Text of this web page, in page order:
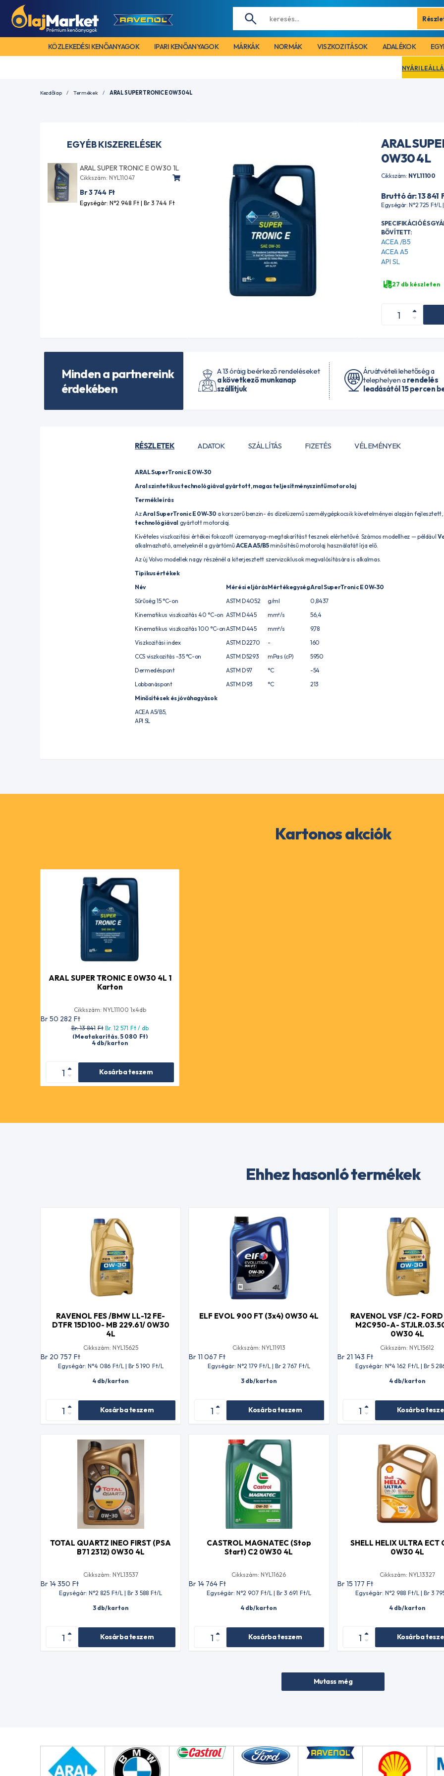
KÖZLEKEDÉSI KENŐANYAGOK IPARI KENŐANYAGOK MÁRKÁK NORMÁK VISZKOZITÁSOK ADALÉKOK
NYÁRI LEÁLLÁS MIATT CÉGÜNK
Kezdőlap Termékek ARAL SUPER TRONIC E 0W30 4L
EGYÉB KISZERELÉSEK
ARAL SUPER TRONIC E 0W30 1L
Cikkszám: NYL11047
Br 3 744 Ft
Egységár: N°2 948 Ft | Br 3 744 Ft
ARAL
0W30 4L
Cikkszám: NYL11100
Bruttó ár: 13 841
Egységár: N°2 725 Ft/L
SPECIFIKÁCIÓ ÉS
BŐVÍTETT:
ACEA /B5
ACEA A5
API SL
27 db készleten
Minden a partnereink
érdekében
A 13 óráig beérkező rendeléseket
a következő munkanap
szállítjuk
Áruátvételi lehetőség a
telephelyen arendelés
leadásától 15 percen
RÉSZLETEK ADATOK SZÁLLÍTÁS FIZETÉS VÉLEMÉNYEK
ARAL SuperTronic E 0W-30
Aral szintetikus technológiával gyártott, magas teljesítményszintű motorolaj
Termékleírás
AzAral SuperTronic E 0W-30 a korszerű benzin- és dízelüzemű személygépkocsik követelményei alapján fejlesztett,
technológiával gyártott motorolaj.
Kivételes viszkozitási értékei fokozott üzemanyag-megtakarítást tesznek elérhetővé. Számos modellhez — például
alkalmazható, amelyeknél a gyártóműACEA A5/B5minősítésű motorolaj használatát írja elő.
Az új Volvo modellek nagy részénél a kiterjesztett szervizciklusok megvalósítására is alkalmas.
Tipikus értékek
Név
Mérési eljárásMértékegységAral SuperTronic E 0W-30
Sűrűség 15 °C-on
ASTM D4052 g/ml
0,8437
Kinematikus viszkozitás 40 °C-on ASTM D445 mm²/s
56,4
Kinematikus viszkozitás 100 °C-onASTM D445 mm²/s
9,78
Viszkozitási index
ASTM D2270 -
160
CCS viszkozitás -35 °C-on
ASTM D5293 mPa·s (cP)
5950
Dermedéspont
ASTM D97 °C
-54
Lobbanáspont
ASTM D93 °C
213
Minősítések és jóváhagyások
ACEA A5/B5,
API SL
Kartonos akciók
ARAL SUPER TRONIC E 0W30 4L 1
Karton
Cikkszám: NYL11100 1x4db
Br 50 282 Ft
Br. 13 841 Ft Br. 12 571 Ft/ db
(Megtakarítás. 5 080 Ft)
4 db/karton
Kosárba teszem
Ehhez hasonló termékek
RAVENOL FES /BMW LL-12 FE-
DTFR 15D100- MB 229.61/ 0W30
4L
Cikkszám: NYL15625
Br 20 757 Ft
Egységár: N°4 086 Ft/L | Br 5 190 Ft/L
4 db/karton
Kosárba teszem
ELF EVOL 900 FT (3x4) 0W30 4L
Cikkszám: NYL11913
Br 11 067 Ft
Egységár: N°2 179 Ft/L | Br 2 767 Ft/L
3 db/karton
Kosárba teszem
RAVENOL VSF /C2-
M2C950-A-
0W30 4L
Cikkszám: NYL15612
Br 21 143 Ft
Egységár: N°4 162 Ft/L | Br 5
4 db/karton
Kosárba
TOTAL QUARTZ INEO FIRST (PSA
B71 2312) 0W30 4L
Cikkszám: NYL13537
Br 14 350 Ft
Egységár: N°2 825 Ft/L | Br 3 588 Ft/L
3 db/karton
Kosárba teszem
CASTROL MAGNATEC (Stop
Start) C2 0W30 4L
Cikkszám: NYL11626
Br 14 764 Ft
Egységár: N°2 907 Ft/L | Br 3 691 Ft/L
4 db/karton
Kosárba teszem
SHELL HELIX ULTRA ECT
0W30 4L
Cikkszám: NYL13327
Br 15 177 Ft
Egységár: N°2 988 Ft/L | Br 3
4 db/karton
Kosárba
Mutass még